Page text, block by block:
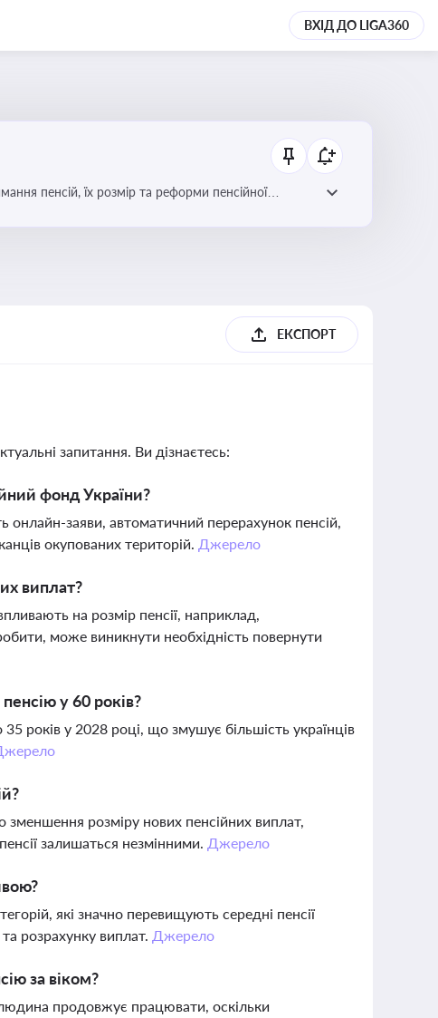
ВХІД ДО LIGA360
пенсій, їх розмір та реформи пенсійної
ЕКСПОРТ
запитання. Ви дізнаєтесь:
фонд України?
заяви, автоматичний перерахунок пенсій,
окупованих територій. Джерело
виплат?
на розмір пенсії, наприклад,
може виникнути необхідність повернути
у 60 років?
років у 2028 році, що змушує більшість українців
розміру нових пенсійних виплат,
залишаться незмінними. Джерело
які значно перевищують середні пенсії
розрахунку виплат. Джерело
за віком?
продовжує працювати, оскільки